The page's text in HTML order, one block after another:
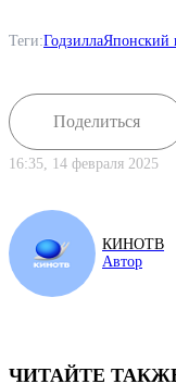
Теги:ГодзиллаЯпонский
Поделиться
16:35, 14 февраля 2025
КИНОТВ
Автор
ЧИТАЙТЕ